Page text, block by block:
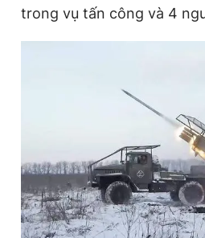
Đọc Thanh Niên trên điện
0906 645 777
Liên
Đặt báo Quảng cáo RSS
trong vụ tấn công và 4